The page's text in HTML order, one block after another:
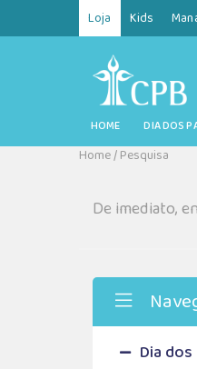
Loja Kids
HOME DIA DOS
Home/Pesquisa
De imediato,
Dia dos